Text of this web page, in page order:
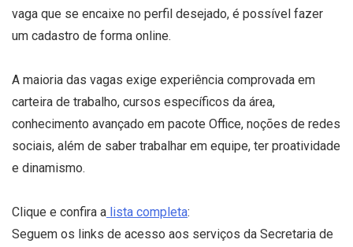
vaga que se encaixe no perfil desejado, é possível fazer
um cadastro de forma online.
A maioria das vagas exige experiência comprovada em
carteira de trabalho, cursos específicos da área,
conhecimento avançado em pacote Office, noções de redes
sociais, além de saber trabalhar em equipe, ter proatividade
e dinamismo.
Clique e confira a lista completa:
Seguem os links de acesso aos serviços da Secretaria de